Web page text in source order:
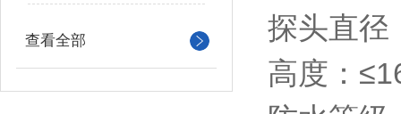
查看全部
探头直径
高度：